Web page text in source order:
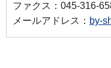
ファクス：045-316-
メールアドレス： by-